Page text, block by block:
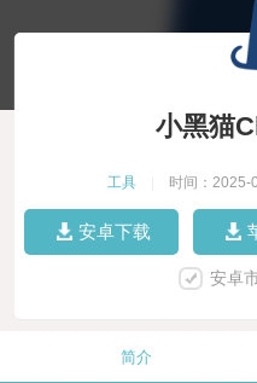
小黑猫
工具 时间：2025-
安卓下载
安卓
简介